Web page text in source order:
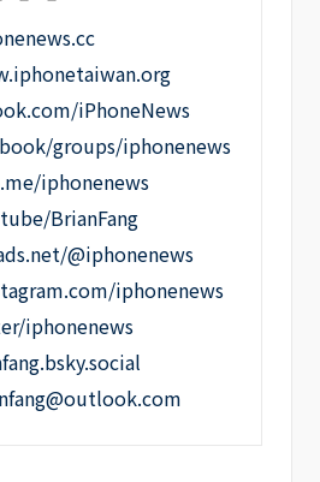
iPhoneNews
groups/iphonenews
iphonenews
BrianFang
@iphonenews
iphonenews
iphonenews